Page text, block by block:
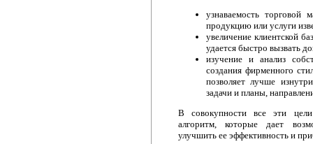
узнаваемость
продукцию или услуги
увеличение клиентской
удается быстро вызвать
изучение и анализ
создания фирменного
позволяет лучше
задачи и планы,
В совокупности все эти
алгоритм, которые дает
улучшить ее эффективность и